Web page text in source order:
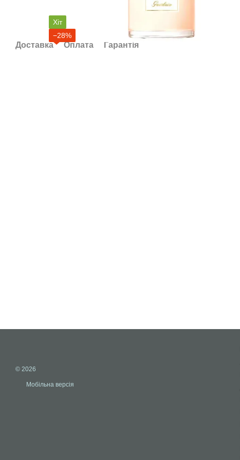
Хіт
−28%
Доставка Оплата Гарантія
© 2026
Мобільна версія